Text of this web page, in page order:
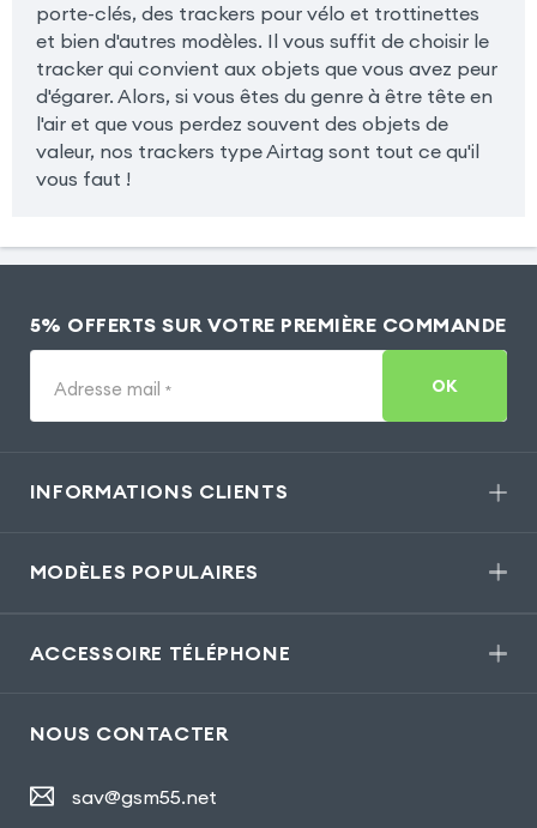
porte-clés, des trackers pour vélo et trottinettes
et bien d'autres modèles. Il vous suffit de choisir le
tracker qui convient aux objets que vous avez peur
d'égarer. Alors, si vous êtes du genre à être tête en
l'air et que vous perdez souvent des objets de
valeur, nos trackers type Airtag sont tout ce qu'il
vous faut !
5% OFFERTS SUR VOTRE PREMIÈRE COMMANDE
Adresse mail * OK
INFORMATIONS CLIENTS
MODÈLES POPULAIRES
ACCESSOIRE TÉLÉPHONE
NOUS CONTACTER
sav@gsm55.net